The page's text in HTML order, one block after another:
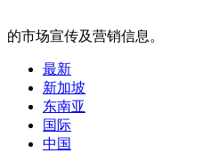
的市场宣传及营销信息。
最新
新加坡
东南亚
国际
中国